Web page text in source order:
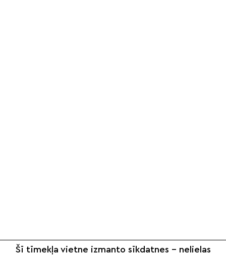
Šī tīmekļa vietne izmanto sīkdatnes – nelielas